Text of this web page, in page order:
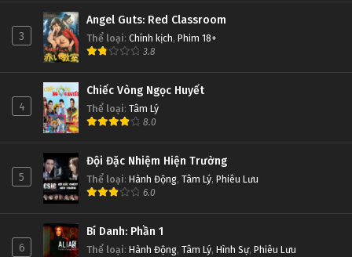
3
Angel Guts: Red Classroom
Thể loại: Chính kịch, Phim 18+
3.8
4
Chiếc Vòng Ngọc Huyết
Thể loại: Tâm Lý
8.0
5
Đội Đặc Nhiệm Hiện Trường
Thể loại: Hành Động, Tâm Lý, Phiêu Lưu
6.0
6
Bí Danh: Phần 1
Thể loại: Hành Động, Tâm Lý, Hình Sự, Phiêu Lưu